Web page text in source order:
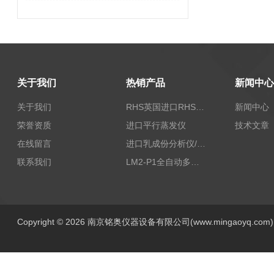
关于我们
关于我们
荣誉资质
在线留言
联系我们
热销产品
RHS英国进口RHS植物标准比色卡
进口平行蒸发仪
进口乳成份分析仪/乳品分析仪
新闻中心
新闻中心
技术文章
Copyright © 2026 南京铭奥仪器设备有限公司